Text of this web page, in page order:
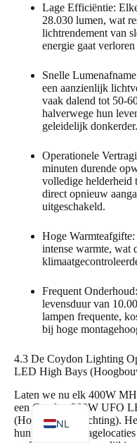
Lage Efficiëntie:
28.030 lumen, wat
lichtrendement van
energie gaat
Snelle
een aanzienlijk
vaak dalend tot 50-
halverwege hun
geleidelijk donkerder.
Operationele
minuten durende
volledige helderheid
direct opnieuw
uitgeschakeld.
Hoge Warmteafgifte:
intense warmte, wat
Frequent
levensduur van
lampen frequente,
bij hoge
4.3 De Coydon Lighting
LED High Bays
Laten we nu elk 400W
een Coydon 200W UFO
(Hoogbouwverlichting).
hun exacte
NL
EN
ES
RU
PT
IT
UK
PL
RO